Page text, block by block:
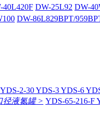
40L420F DW-25L92 DW-
DW-86L829BPT/
YDS-2-30 YDS-3 YDS-6
径液氮罐 > YDS-65-216-F